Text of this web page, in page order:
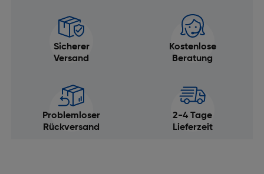
Sicherer
Versand
Kostenlose
Beratung
Problemloser
Rückversand
2-4 Tage
Lieferzeit